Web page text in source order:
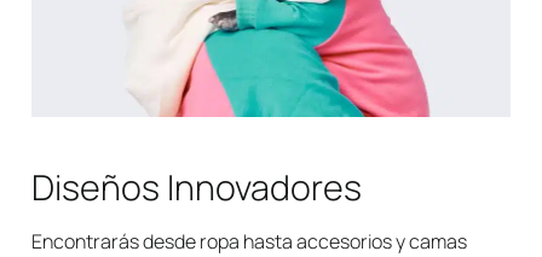
Diseños Innovadores
Encontrarás desde ropa hasta accesorios y camas